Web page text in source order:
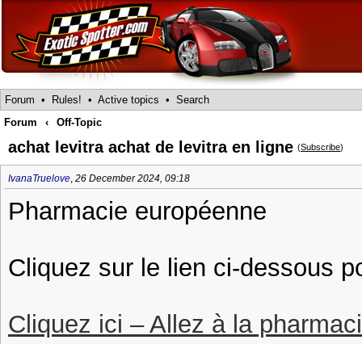
Forum • Rules! • Active topics • Search
Forum
‹ Off-Topic
achat levitra achat de levitra en ligne (Subscribe)
IvanaTruelove, 26 December 2024, 09:18
Pharmacie européenne
Cliquez sur le lien ci-dessous
Cliquez ici – Allez à la